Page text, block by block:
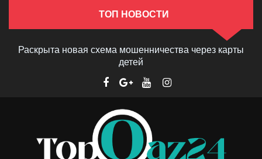
ТОП НОВОСТИ
Раскрыта новая схема мошенничества через карты
детей